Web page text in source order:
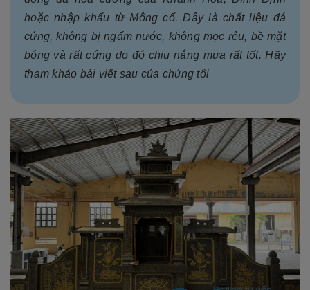
hoặc nhập khẩu từ Mông cổ. Đây là chất liệu đá
cứng, không bị ngấm nước, không mọc rêu, bề mặt
bóng và rất cứng do đó chịu nắng mưa rất tốt. Hãy
tham khảo bài viết sau của chúng tôi